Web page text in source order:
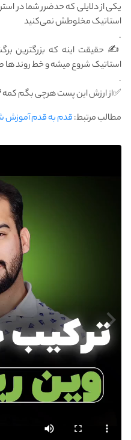
یکی از دلایلی که حدضرر شما در
استاتیک مخلوطش نمی‌کنید
.
✍️ حقیقت اینه که بزرگترین
استاتیک شروع میشه و خط روند ها
.
✅️از ارزش این پست هرچی بگم
مطالب مرتبط:قدم به قدم آموزش